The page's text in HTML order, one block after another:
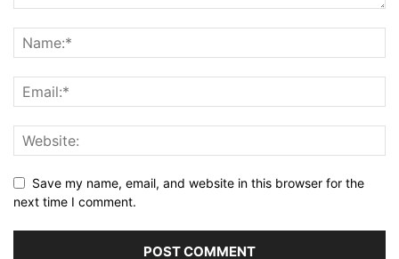
Save my name, email, and website in this browser for the
next time I comment.